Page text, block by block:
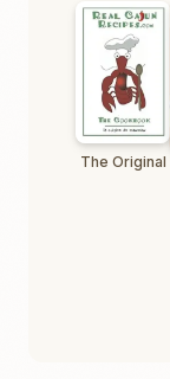
The Original